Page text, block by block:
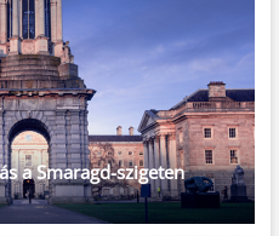
a Smaragd-szigeten